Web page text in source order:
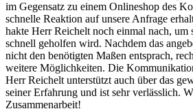
im Gegensatz zu einem Onlineshop des
schnelle Reaktion auf unsere Anfrage
hakte Herr Reichelt noch einmal nach, um
schnell geholfen wird. Nachdem das
nicht den benötigten Maßen entsprach,
weitere Möglichkeiten. Die
Herr Reichelt unterstützt auch über das
seiner Erfahrung und ist sehr verlässlich.
Zusammenarbeit!